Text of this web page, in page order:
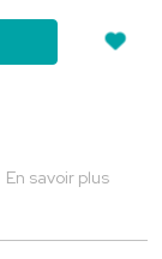
En savoir plus